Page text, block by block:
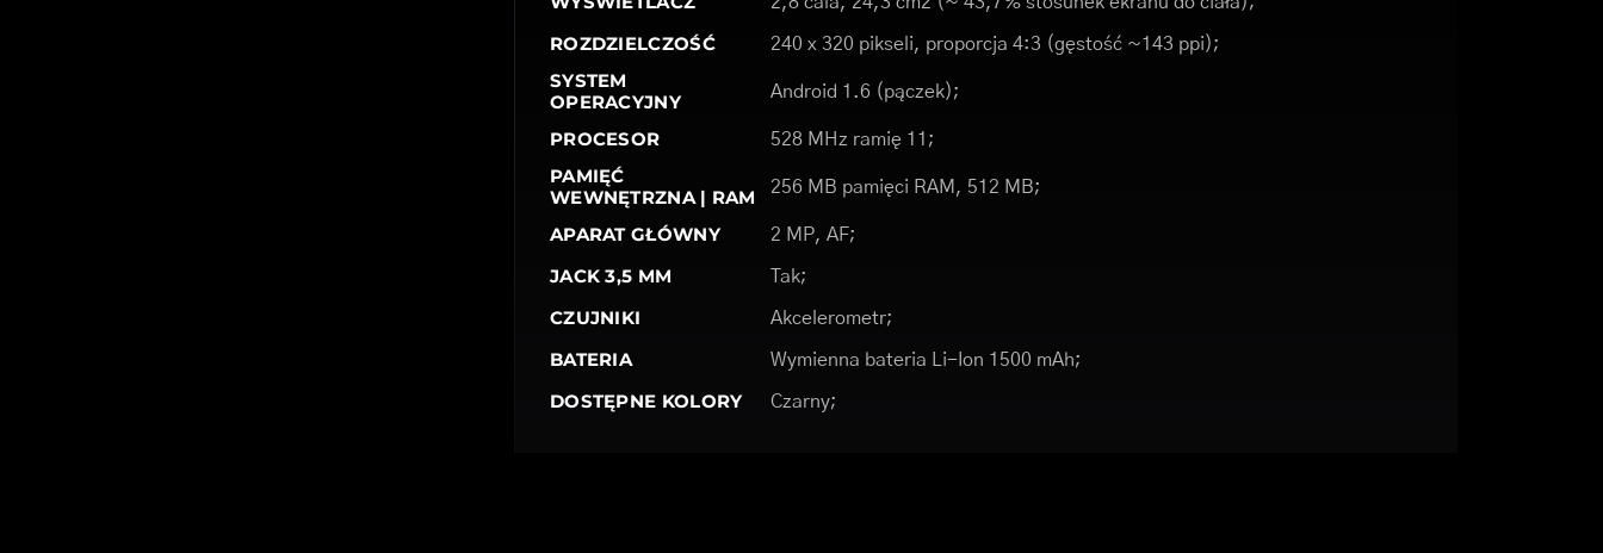
ROZDZIELCZOŚĆ 240 x 320 pikseli, proporcja 4:3 (gęstość ~143 ppi);
SYSTEM
OPERACYJNY
Android 1.6 (pączek);
PROCESOR 528 MHz ramię 11;
PAMIĘĆ
WEWNĘTRZNA | RAM
256 MB pamięci RAM, 512 MB;
APARAT GŁÓWNY 2 MP, AF;
JACK 3,5 MM Tak;
CZUJNIKI Akcelerometr;
BATERIA Wymienna bateria Li-Ion 1500 mAh;
DOSTĘPNE KOLORY Czarny;